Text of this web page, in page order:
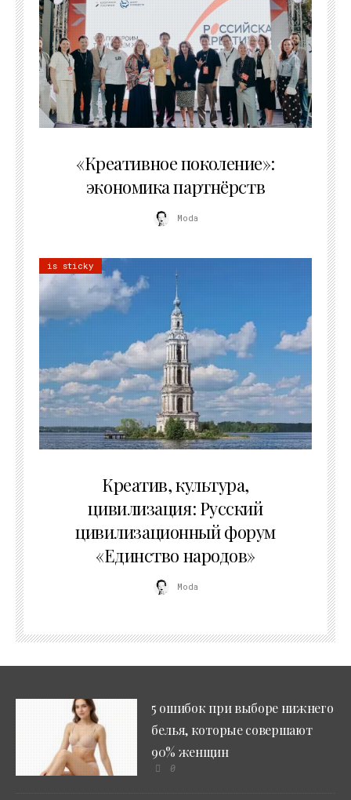
«Креативное поколение»:
экономика партнёрств
Moda
is sticky
Креатив, культура,
цивилизация: Русский
цивилизационный форум
«Единство народов»
Moda
5 ошибок при выборе нижнего
белья, которые совершают
90% женщин
0